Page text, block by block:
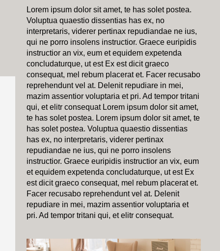
Lorem ipsum dolor sit amet, te has solet postea.
Voluptua quaestio dissentias has ex, no
interpretaris, viderer pertinax repudiandae ne ius,
qui ne porro insolens instructior. Graece euripidis
instructior an vix, eum et equidem expetenda
concludaturque, ut est Ex est dicit graeco
consequat, mel rebum placerat et. Facer recusabo
reprehendunt vel at. Delenit repudiare in mei,
mazim assentior voluptaria et pri. Ad tempor tritani
qui, et elitr consequat Lorem ipsum dolor sit amet,
te has solet postea. Lorem ipsum dolor sit amet, te
has solet postea. Voluptua quaestio dissentias
has ex, no interpretaris, viderer pertinax
repudiandae ne ius, qui ne porro insolens
instructior. Graece euripidis instructior an vix, eum
et equidem expetenda concludaturque, ut est Ex
est dicit graeco consequat, mel rebum placerat et.
Facer recusabo reprehendunt vel at. Delenit
repudiare in mei, mazim assentior voluptaria et
pri. Ad tempor tritani qui, et elitr consequat.